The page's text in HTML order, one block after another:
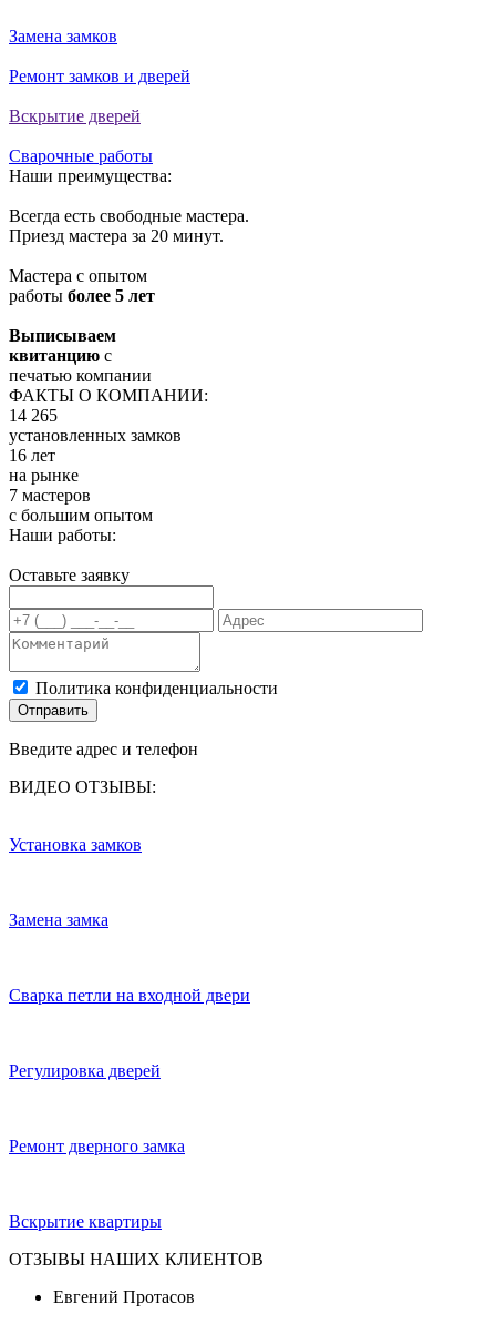
Замена замков
Ремонт замков и дверей
Вскрытие дверей
Сварочные работы
Наши преимущества:
Всегда есть свободные мастера.
Приезд мастера за 20 минут.
Мастера с опытом
работы более 5 лет
Выписываем
квитанцию с
печатью компании
ФАКТЫ О КОМПАНИИ:
14 265
установленных замков
16 лет
на рынке
7 мастеров
с большим опытом
Наши работы:
Оставьте заявку
Политика конфиденциальности
Отправить
Введите адрес и телефон
ВИДЕО ОТЗЫВЫ:
Установка замков
Замена замка
Сварка петли на входной двери
Регулировка дверей
Ремонт дверного замка
Вскрытие квартиры
ОТЗЫВЫ НАШИХ КЛИЕНТОВ
Евгений Протасов